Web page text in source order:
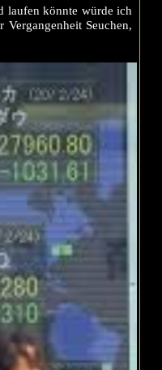
laufen könnte würde ich
Seuchen,